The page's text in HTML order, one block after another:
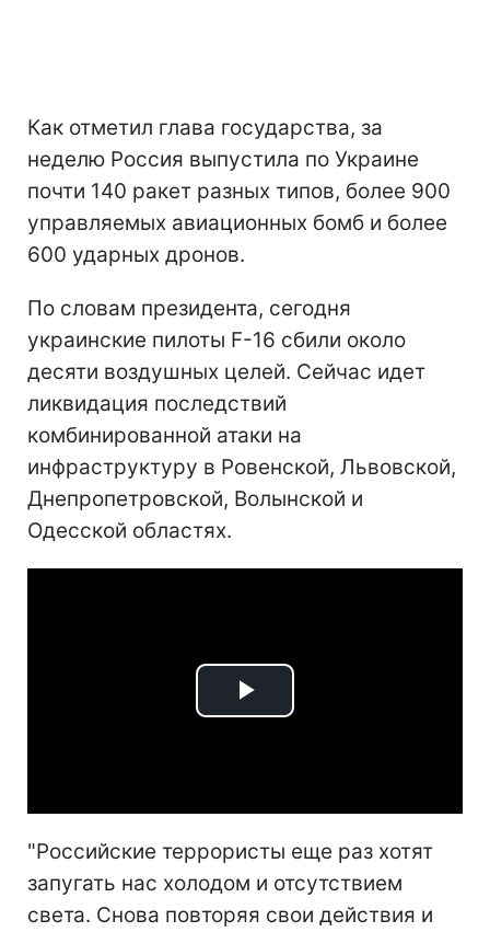
Как отметил глава государства, за
неделю Россия выпустила по Украине
почти 140 ракет разных типов, более 900
управляемых авиационных бомб и более
600 ударных дронов.
По словам президента, сегодня
украинские пилоты F-16 сбили около
десяти воздушных целей. Сейчас идет
ликвидация последствий
комбинированной атаки на
инфраструктуру в Ровенской, Львовской,
Днепропетровской, Волынской и
Одесской областях.
Play
"Российские террористы еще раз хотят
запугать нас холодом и отсутствием
света. Снова повторяя свои действия и